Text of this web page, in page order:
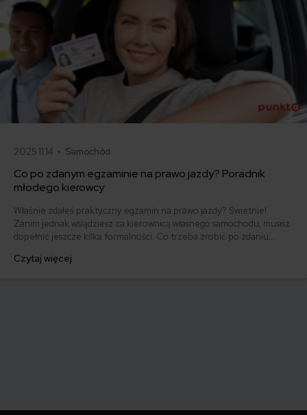
2025.11.14 • Samochód
Co po zdanym egzaminie na prawo jazdy? Poradnik
młodego kierowcy
Właśnie zdałeś praktyczny egzamin na prawo jazdy? Świetnie!
Zanim jednak wsiądziesz za kierownicą własnego samochodu, musisz
dopełnić jeszcze kilka formalności. Co trzeba zrobić po zdaniu
którym szybko załatwisz sprawy urzędowe i będziesz mógł prowadzić
Czytaj więcej